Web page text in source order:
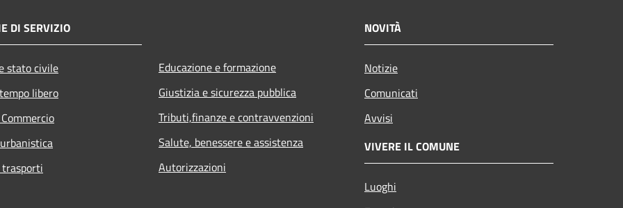
DI SERVIZIO
stato civile
libero
Educazione e formazione
Giustizia e sicurezza pubblica
Tributi,finanze e contravvenzioni
Salute, benessere e assistenza
Autorizzazioni
NOVITÀ
Notizie
Comunicati
Avvisi
VIVERE IL COMUNE
Luoghi